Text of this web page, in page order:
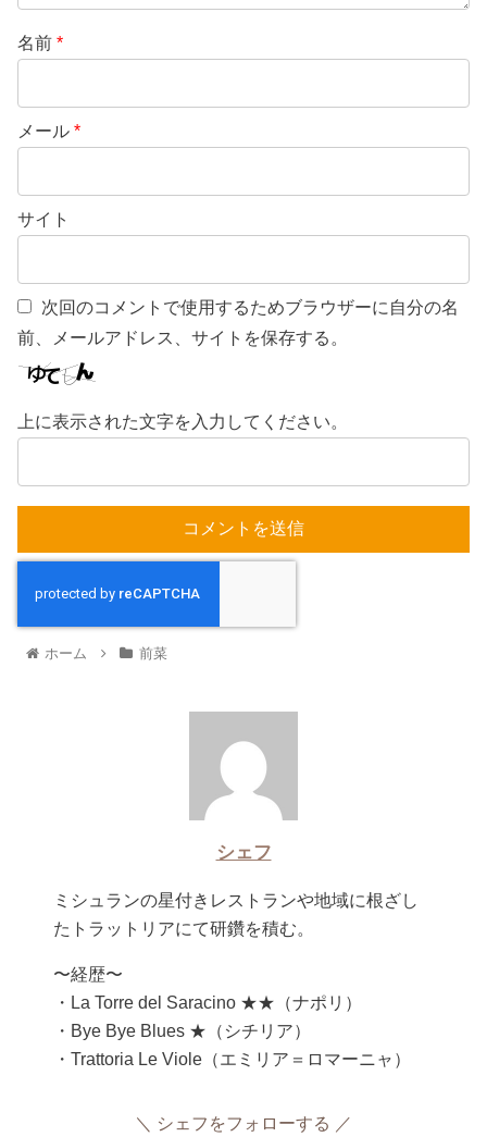
名前 *
メール *
サイト
次回のコメントで使用するためブラウザーに自分の名
前、メールアドレス、サイトを保存する。
上に表示された文字を入力してください。
ホーム 前菜
シェフ
ミシュランの星付きレストランや地域に根ざし
たトラットリアにて研鑽を積む。
〜経歴〜
・La Torre del Saracino ★★（ナポリ）
・Bye Bye Blues ★（シチリア）
・Trattoria Le Viole（エミリア＝ロマーニャ）
シェフをフォローする